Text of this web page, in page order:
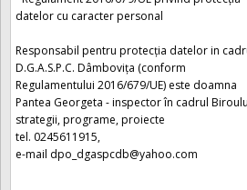
datelor cu caracter personal
Responsabil pentru protecția datelor in
D.G.A.S.P.C. Dâmbovița (conform
Regulamentului 2016/679/UE) este doamna
Pantea Georgeta - inspector în cadrul
strategii, programe, proiecte
tel. 0245611915,
e-mail dpo_dgaspcdb@yahoo.com